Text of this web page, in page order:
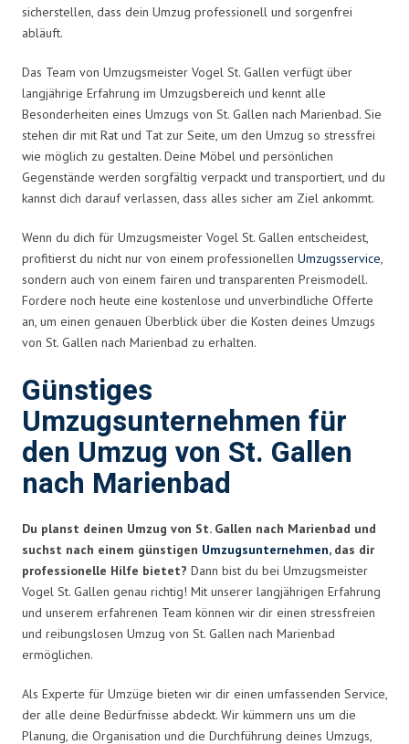
sicherstellen, dass dein Umzug professionell und sorgenfrei
abläuft.
Das Team von Umzugsmeister Vogel St. Gallen verfügt über
langjährige Erfahrung im Umzugsbereich und kennt alle
Besonderheiten eines Umzugs von St. Gallen nach Marienbad. Sie
stehen dir mit Rat und Tat zur Seite, um den Umzug so stressfrei
wie möglich zu gestalten. Deine Möbel und persönlichen
Gegenstände werden sorgfältig verpackt und transportiert, und du
kannst dich darauf verlassen, dass alles sicher am Ziel ankommt.
Wenn du dich für Umzugsmeister Vogel St. Gallen entscheidest,
profitierst du nicht nur von einem professionellen Umzugsservice,
sondern auch von einem fairen und transparenten Preismodell.
Fordere noch heute eine kostenlose und unverbindliche Offerte
an, um einen genauen Überblick über die Kosten deines Umzugs
von St. Gallen nach Marienbad zu erhalten.
Günstiges
Umzugsunternehmen für
den Umzug von St. Gallen
nach Marienbad
Du planst deinen Umzug von St. Gallen nach Marienbad und
suchst nach einem günstigen Umzugsunternehmen, das dir
professionelle Hilfe bietet? Dann bist du bei Umzugsmeister
Vogel St. Gallen genau richtig! Mit unserer langjährigen Erfahrung
und unserem erfahrenen Team können wir dir einen stressfreien
und reibungslosen Umzug von St. Gallen nach Marienbad
ermöglichen.
Als Experte für Umzüge bieten wir dir einen umfassenden Service,
der alle deine Bedürfnisse abdeckt. Wir kümmern uns um die
Planung, die Organisation und die Durchführung deines Umzugs,